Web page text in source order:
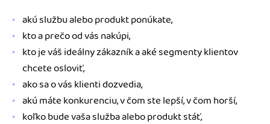
akú službu alebo produkt ponúkate,
kto a prečo od vás nakúpi,
kto je váš ideálny zákazník a aké segmenty klientov
chcete osloviť,
ako sa o vás klienti dozvedia,
akú máte konkurenciu, v čom ste lepší, v čom horší,
koľko bude vaša služba alebo produkt stáť,